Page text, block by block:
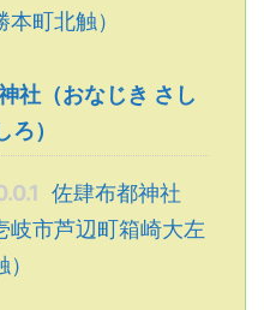
本町北触）
社（おなじき さし
）
佐肆布都神社
岐市芦辺町箱崎大左